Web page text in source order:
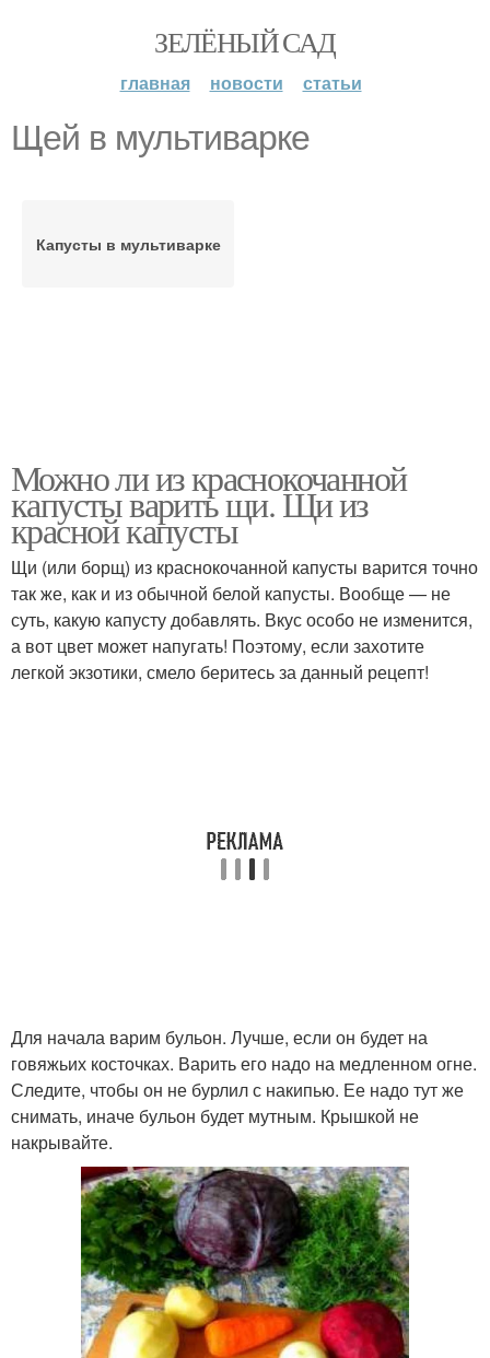
ЗЕЛЁНЫЙ САД
главная новости статьи
Щей в мультиварке
Капусты в мультиварке
Можно ли из краснокочанной
капусты варить щи. Щи из
красной капусты
Щи (или борщ) из краснокочанной капусты варится точно
так же, как и из обычной белой капусты. Вообще — не
суть, какую капусту добавлять. Вкус особо не изменится,
а вот цвет может напугать! Поэтому, если захотите
легкой экзотики, смело беритесь за данный рецепт!
Для начала варим бульон. Лучше, если он будет на
говяжьих косточках. Варить его надо на медленном огне.
Следите, чтобы он не бурлил с накипью. Ее надо тут же
снимать, иначе бульон будет мутным. Крышкой не
накрывайте.